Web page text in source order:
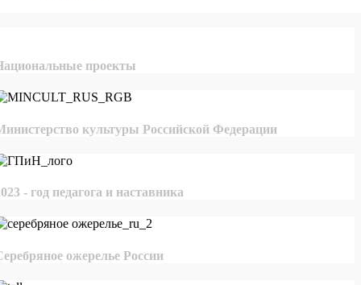
проекты
культуры Российской Федерации
- год педагога и наставника
ожерелье России